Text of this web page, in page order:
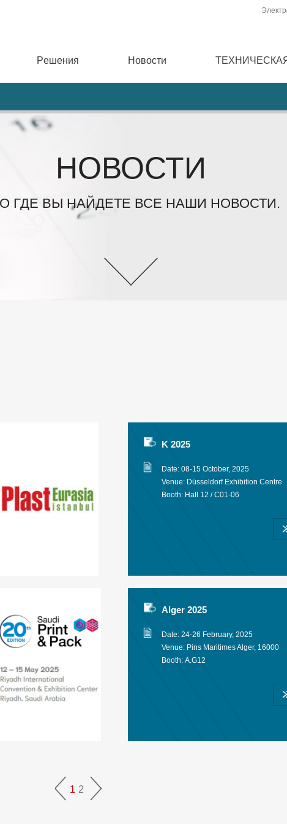
Pешения Новости
НОВОСТИ
ГДЕ ВЫ НАЙДЕТЕ ВСЕ НАШИ НОВОСТИ.
K 2025
Date: 08-15 October, 2025
Venue: Düsseldorf Exhibition Centre
Booth: Hall 12 / C01-06
Alger 2025
Date: 24-26 February, 2025
Venue: Pins Maritimes Alger, 16000
Booth: A.G12
1 2